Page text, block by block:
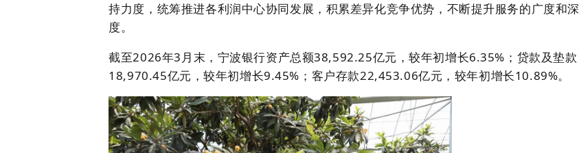
持力度，统筹推进各利润中心协同发展，积累差异化竞争优势，不断提升服务的广度和深
度。
截至2026年3月末，宁波银行资产总额38,592.25亿元，较年初增长6.35%；贷款及垫款
18,970.45亿元，较年初增长9.45%；客户存款22,453.06亿元，较年初增长10.89%。